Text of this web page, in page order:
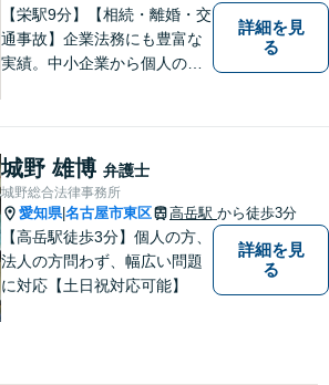
【栄駅9分】【相続・離婚・交
通事故】企業法務にも豊富な
実績。中小企業から個人の方
お困りのことがございました
ら、まずはお気軽にご相談く
ださい。
詳細を見
る
城野 雄博 弁護士
城野総合法律事務所
愛知県|名古屋市東区 高岳駅 から徒歩3分
【高岳駅徒歩3分】個人の方、
法人の方問わず、幅広い問題
に対応【土日祝対応可能】
詳細を見
る